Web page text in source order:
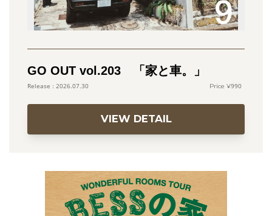
GO OUT vol.203 「家と車。」
2026.07.30 990
VIEW DETAIL